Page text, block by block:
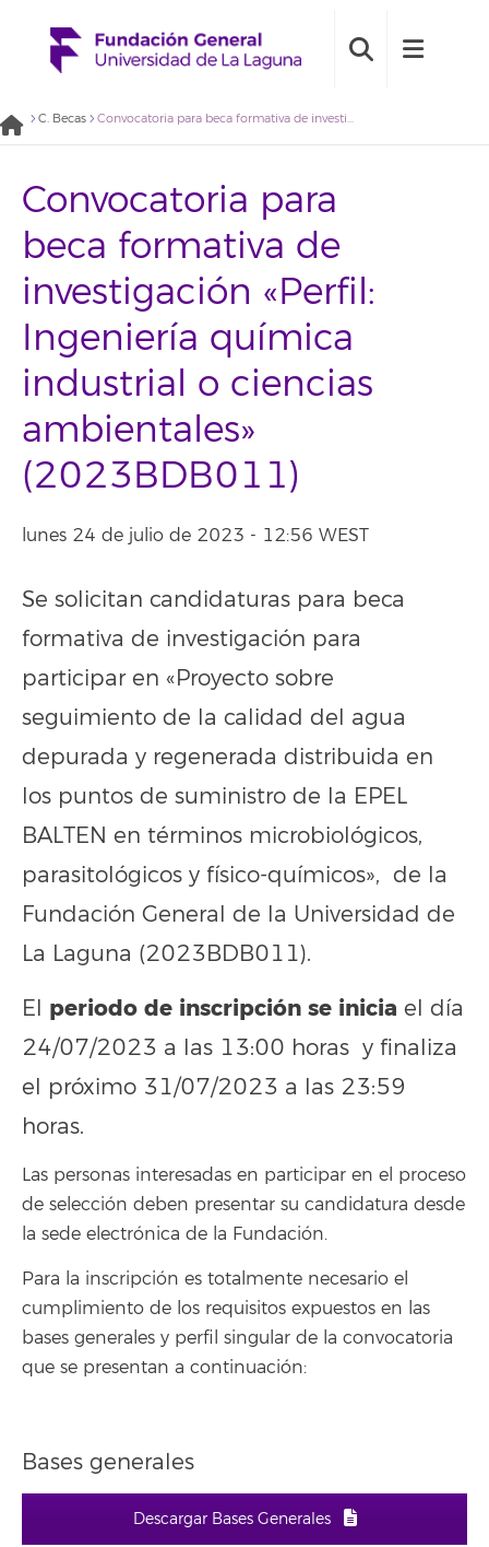
C. Becas Convocatoria para beca formativa de investigación «Perfil: Ingeniería química industrial o ciencias ambientales» (2023BDB011)
Convocatoria para
beca formativa de
investigación «Perfil:
Ingeniería química
industrial o ciencias
ambientales»
(2023BDB011)
lunes 24 de julio de 2023 - 12:56 WEST
Se solicitan candidaturas para beca
formativa de investigación para
participar en «Proyecto sobre
seguimiento de la calidad del agua
depurada y regenerada distribuida en
los puntos de suministro de la EPEL
BALTEN en términos microbiológicos,
parasitológicos y físico-químicos», de la
Fundación General de la Universidad de
La Laguna (2023BDB011).
El periodo de inscripción se inicia el día
24/07/2023 a las 13:00 horas y finaliza
el próximo 31/07/2023 a las 23:59
horas.
Las personas interesadas en participar en el proceso
de selección deben presentar su candidatura desde
la sede electrónica de la Fundación.
Para la inscripción es totalmente necesario el
cumplimiento de los requisitos expuestos en las
bases generales y perfil singular de la convocatoria
que se presentan a continuación:
Bases generales
Descargar Bases Generales